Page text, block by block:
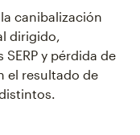
canibalización
dirigido,
y pérdida de
el resultado de